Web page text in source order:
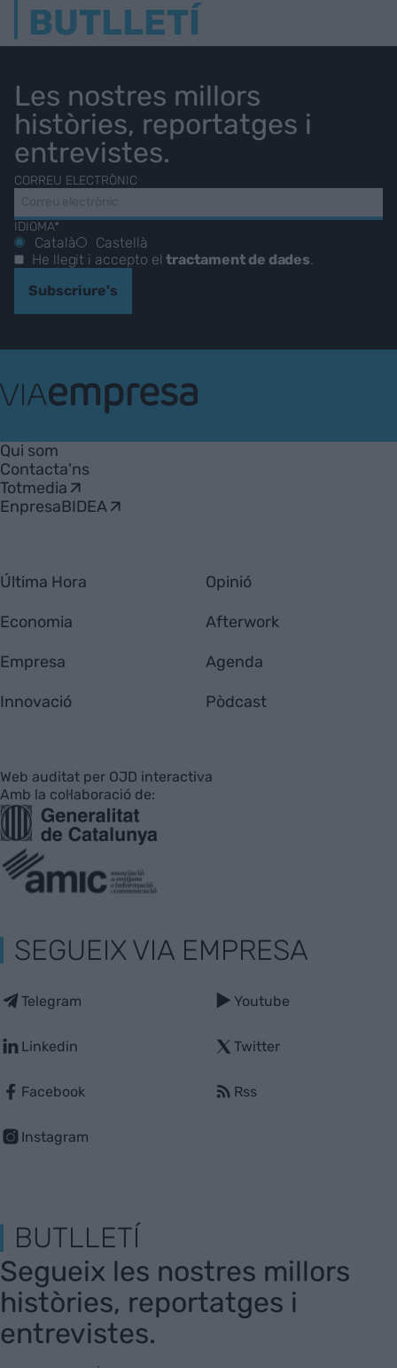
BUTLLETÍ
Les nostres millors
històries, reportatges i
entrevistes.
CORREU ELECTRÒNIC
IDIOMA*
Català
Castellà
He llegit i accepto eltractament de dades
Subscriure's
Empresa
Qui som
Contacta'ns
Totmedia
EnpresaBIDEA
Última Hora
Economia
Empresa
Innovació
Opinió
Afterwork
Agenda
Pòdcast
Web auditat per OJD interactiva
Amb la col·laboració de:
SEGUEIX VIA EMPRESA
Telegram
Linkedin
Facebook
Instagram
Youtube
Twitter
Rss
BUTLLETÍ
Segueix les nostres millors
històries, reportatges i
entrevistes.